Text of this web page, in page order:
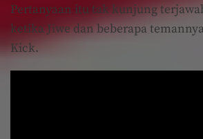
Pertanyaan itu tak kunjung
ketika Jiwe dan beberapa
Kick.